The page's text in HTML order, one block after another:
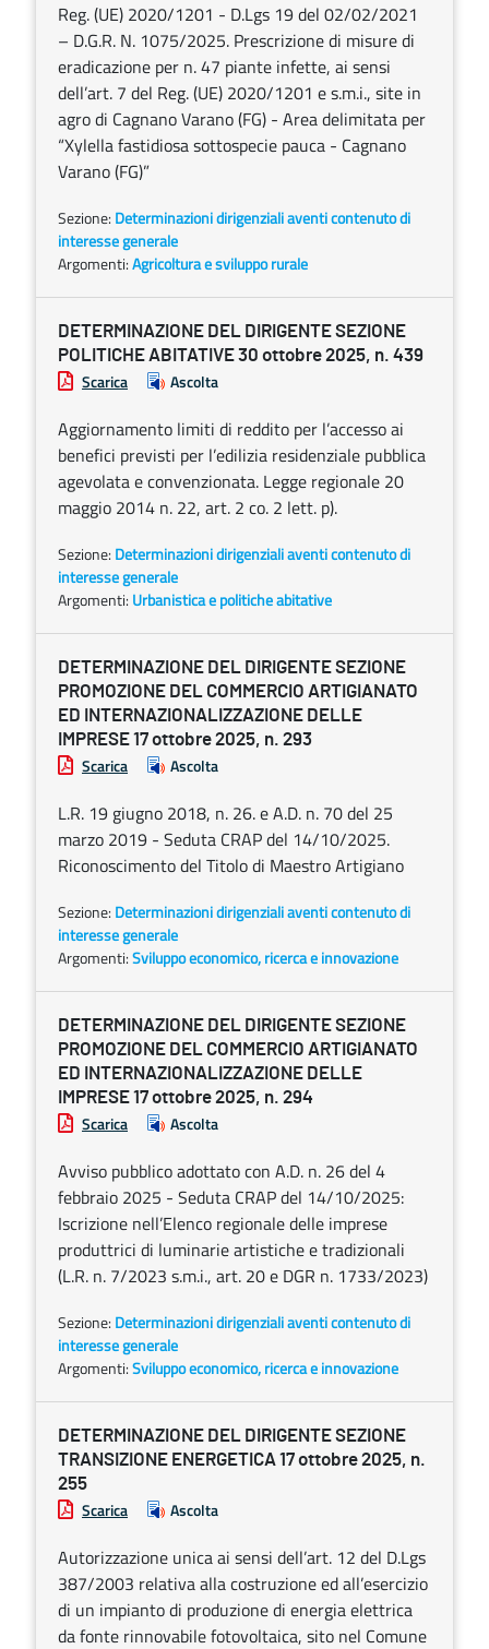
Reg. (UE) 2020/1201 - D.Lgs 19 del 02/02/2021
– D.G.R. N. 1075/2025. Prescrizione di misure di
eradicazione per n. 47 piante infette, ai sensi
dell’art. 7 del Reg. (UE) 2020/1201 e s.m.i., site in
agro di Cagnano Varano (FG) - Area delimitata per
“Xylella fastidiosa sottospecie pauca - Cagnano
Varano (FG)”
Sezione: Determinazioni dirigenziali aventi contenuto di
interesse generale
Argomenti:Agricoltura e sviluppo rurale
DETERMINAZIONE DEL DIRIGENTE SEZIONE
POLITICHE ABITATIVE 30 ottobre 2025, n. 439
Scarica Ascolta
Aggiornamento limiti di reddito per l’accesso ai
benefici previsti per l’edilizia residenziale pubblica
agevolata e convenzionata. Legge regionale 20
maggio 2014 n. 22, art. 2 co. 2 lett. p).
Sezione: Determinazioni dirigenziali aventi contenuto di
interesse generale
Argomenti: Urbanistica e politiche abitative
DETERMINAZIONE DEL DIRIGENTE SEZIONE
PROMOZIONE DEL COMMERCIO ARTIGIANATO
ED INTERNAZIONALIZZAZIONE DELLE
IMPRESE 17 ottobre 2025, n. 293
Scarica Ascolta
L.R. 19 giugno 2018, n. 26. e A.D. n. 70 del 25
marzo 2019 - Seduta CRAP del 14/10/2025.
Riconoscimento del Titolo di Maestro Artigiano
Sezione: Determinazioni dirigenziali aventi contenuto di
interesse generale
Argomenti:Sviluppo economico, ricerca e innovazione
DETERMINAZIONE DEL DIRIGENTE SEZIONE
PROMOZIONE DEL COMMERCIO ARTIGIANATO
ED INTERNAZIONALIZZAZIONE DELLE
IMPRESE 17 ottobre 2025, n. 294
Scarica Ascolta
Avviso pubblico adottato con A.D. n. 26 del 4
febbraio 2025 - Seduta CRAP del 14/10/2025:
Iscrizione nell’Elenco regionale delle imprese
produttrici di luminarie artistiche e tradizionali
(L.R. n. 7/2023 s.m.i., art. 20 e DGR n. 1733/2023)
Sezione: Determinazioni dirigenziali aventi contenuto di
interesse generale
Argomenti:Sviluppo economico, ricerca e innovazione
DETERMINAZIONE DEL DIRIGENTE SEZIONE
TRANSIZIONE ENERGETICA 17 ottobre 2025, n.
255
Scarica Ascolta
Autorizzazione unica ai sensi dell’art. 12 del D.Lgs
387/2003 relativa alla costruzione ed all’esercizio
di un impianto di produzione di energia elettrica
da fonte rinnovabile fotovoltaica, sito nel Comune